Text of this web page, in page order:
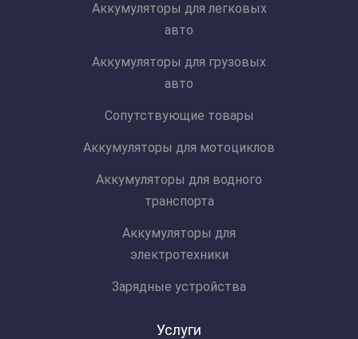
Аккумуляторы для легковых
авто
Аккумуляторы для грузовых
авто
Сопутствующие товары
Аккумуляторы для мотоциклов
Аккумуляторы для водного
транспорта
Аккумуляторы для
электротехники
Зарядные устройства
Услуги